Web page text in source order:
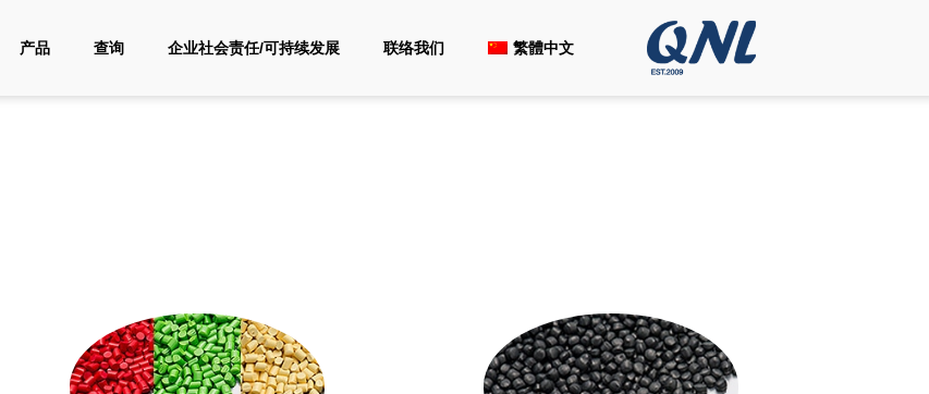
产品 查询 企业社会责任/可持续发展 联络我们 繁體中文